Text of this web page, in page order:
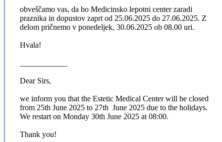
obveščamo vas, da bo Medicinsko lepotni center zaradi
praznika in dopustov zaprt od 25.06.2025 do 27.06.2025. Z
delom pričnemo v ponedeljek, 30.06.2025 ob 08.00 uri.
Hvala!
Dear Sirs,
we inform you that the Estetic Medical Center will be closed
from 25th June 2025 to 27th June 2025 due to the holidays.
We restart on Monday 30th June 2025 at 08:00.
Thank you!